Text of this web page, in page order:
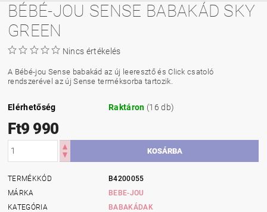
BÉBÉ-JOU SENSE BABAKÁD SKY
GREEN
Nincs értékelés
A Bébé-jou Sense babakád az új leeresztő és Click csatoló
rendszerével az új Sense terméksorba tartozik.
Elérhetőség Raktáron (16 db)
Ft9 990
TERMÉKKÓD
B4200055
MÁRKA
BEBE-JOU
KATEGÓRIA
BABAKÁDAK